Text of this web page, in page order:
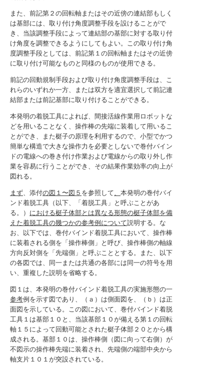
また、前記第２の回転軸またはその近傍の連結部もしく
は基部には、取り付け角度調整手段を設けることがで
き、当該調整手段によって連結部の基部に対する取り付
け角度を調整できるようにしてもよい。この取り付け角
度調整手段としては、前記第１の回転軸またはその近傍
に取り付け可能なものと同様のものが使用できる。
前記の回動規制手段および取り付け角度調整手段は、こ
れらのいずれか一方、または双方を適宜選択して前記連
結部または前記基部に取り付けることができる。
本発明の着脱工具によれば、間接活線作業用ロボットな
どを用いることなく、操作棒の先端に装着して用いるこ
とができ、また梃子の原理を利用するので、小型でかつ
簡単な構造で大きな操作力を必要としないで巻付バイン
ドの電線への巻き付け作業および電線からの取り外し作
業を容易に行うことができ、その結果作業効率の向上が
図れる。
まず、添付の図１〜図５ を参照して、 本発明の巻付バイ
ンド着脱工具（以下、「着脱工具」と呼ぶことがあ
る。） における梃子体部とは異なる形態の梃子体部を備
えた着脱工具の幾つかの参考例について説明する。な
お、以下では、巻付バインド着脱工具において、操作棒
に装着される側を「操作棒側」と呼び、操作棒側の軸線
方向反対側を「先端側」と呼ぶこととする。また、以下
の各図では、同一または共通の各部には同一の符号を用
い、重複した説明を省略する。
図１は、本発明の巻付バインド着脱工具の実施形態の一
参考例を示す図であり、（ａ）は側面図を、（ｂ）は正
面図を示している。この図において、巻付バインド着脱
工具１は基部１０と、当該基部１０が備える第１の回転
軸１５によって回動可能とされた梃子体部２０とから構
成される。基部１０は、操作棒側（図に向って右側）が
不図示の操作棒先端に装着され、先端側の端部中央から
軸支片１０１が突設されている。